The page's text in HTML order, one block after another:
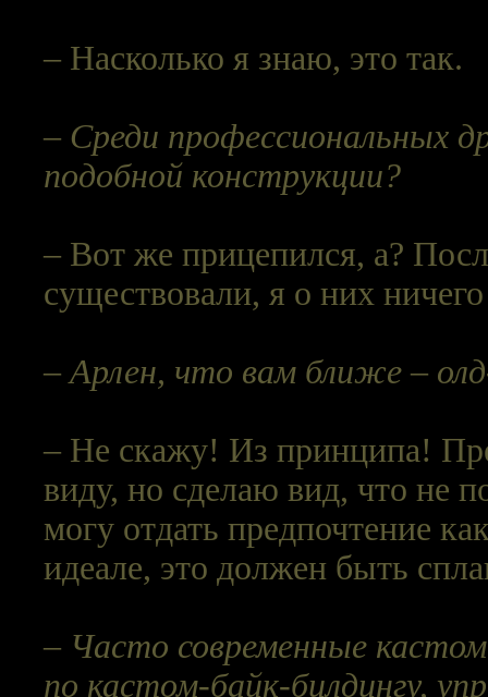
– Насколько я знаю, это так.
– Среди профессиональных
подобной конструкции?
– Вот же прицепился, а?
существовали, я о них
– Арлен, что вам ближе –
– Не скажу! Из принципа!
виду, но сделаю вид, что не
могу отдать предпочтение
идеале, это должен быть
– Часто современные
по кастом-байк-билдингу,